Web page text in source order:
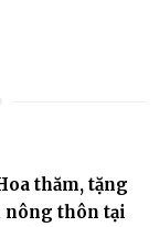
thăm, tặng
nông thôn tại